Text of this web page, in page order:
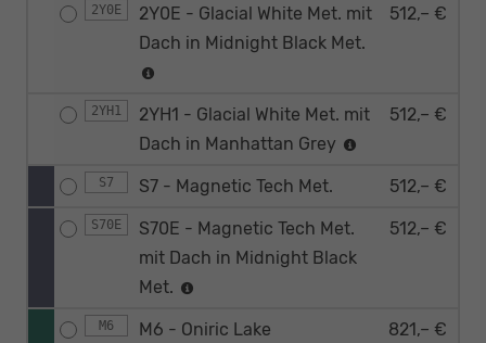
2Y0E
2Y0E - Glacial White Met. mit
Dach in Midnight Black Met.
512,– €
2YH1
2YH1 - Glacial White Met. mit
Dach in Manhattan Grey
512,– €
S7 S7 - Magnetic Tech Met. 512,– €
S70E
S70E - Magnetic Tech Met.
mit Dach in Midnight Black
Met.
512,– €
M6 M6 - Oniric Lake 821,– €